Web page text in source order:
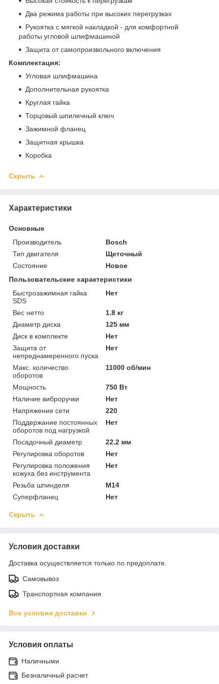
Два режима работы при высоких перегрузках
Рукоятка с мягкой накладкой - для комфортной
работы угловой шлифмашиной
Защита от самопроизвольного включения
Комплектация:
Угловая шлифмашина
Дополнительная рукоятка
Круглая гайка
Торцовый шпилечный ключ
Зажимной фланец
Защитная крышка
Коробка
Скрыть
Характеристики
Основные
Производитель
Bosch
Тип двигателя
Щеточный
Состояние
Новое
Пользовательские характеристики
Быстрозажимная гайка
SDS
Нет
Вес нетто
1.8 кг
Диаметр диска
125 мм
Диск в комплекте
Нет
Защита от
непреднамеренного пуска
Нет
Макс. количество
оборотов
11000 об/мин
Мощность
750 Вт
Наличие виброручки
Нет
Напряжение сети
220
Поддержание постоянных
оборотов под нагрузкой
Нет
Посадочный диаметр
22.2 мм
Регулировка оборотов
Нет
Регулировка положения
кожуха без инструмента
Нет
Резьба шпинделя
M14
Суперфланец
Нет
Скрыть
Условия доставки
Доставка осуществляется только по предоплате.
Самовывоз
Транспортная компания
Все условия доставки
Условия оплаты
Наличными
Безналичный расчет